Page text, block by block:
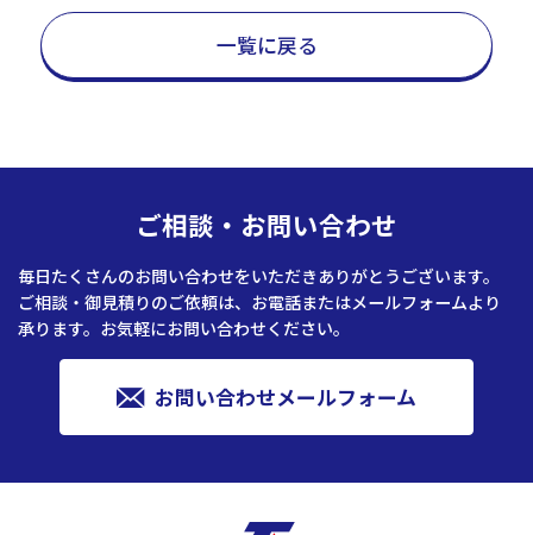
一覧に戻る
ご相談・お問い合わせ
毎日たくさんのお問い合わせをいただきありがとうございます。
ご相談・御見積りのご依頼は、お電話またはメールフォームより
承ります。お気軽にお問い合わせください。
お問い合わせメールフォーム